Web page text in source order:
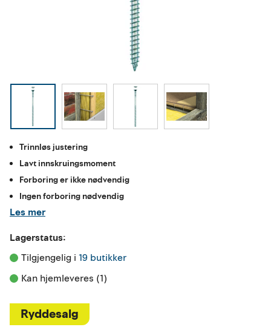
Trinnløs justering
Lavt innskruingsmoment
Forboring er ikke nødvendig
Ingen forboring nødvendig
Les mer
Lagerstatus:
Tilgjengelig i 19 butikker
Kan hjemleveres (1)
Ryddesalg